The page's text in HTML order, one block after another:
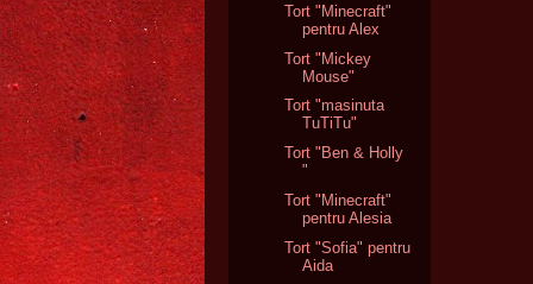
Tort "Minecraft"
pentru Alex
Tort "Mickey
Mouse"
Tort "masinuta
TuTiTu"
Tort "Ben & Holly
"
Tort "Minecraft"
pentru Alesia
Tort "Sofia" pentru
Aida